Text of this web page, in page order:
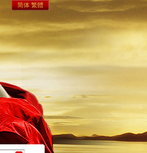
简体 繁體